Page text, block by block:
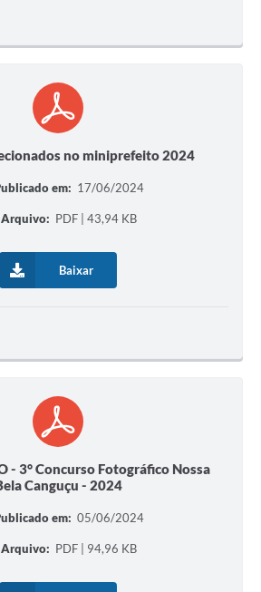
no miniprefeito 2024
em: 17/06/2024
Arquivo: PDF | 43,94 KB
Baixar
- 3° Concurso Fotográfico Nossa
Canguçu - 2024
em: 05/06/2024
Arquivo: PDF | 94,96 KB